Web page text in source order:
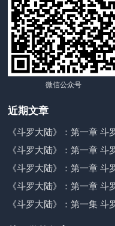
微信公众号
近期文章
《斗罗大陆》：第一章 斗
《斗罗大陆》：第一章 斗
《斗罗大陆》：第一章 斗
《斗罗大陆》：第一章 斗
《斗罗大陆》：第一集